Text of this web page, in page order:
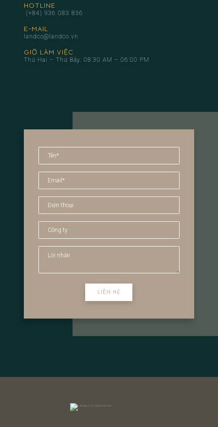
HOTLINE
(+84) 936 083 836
E-MAIL
landco@landco.vn
GIỜ LÀM VIỆC
Thứ Hai – Thứ Bảy: 08:30 AM – 06:00 PM
LIÊN HỆ